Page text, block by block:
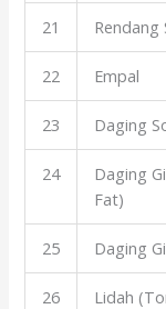
21 Rendang
22 Empal
23 Daging
24
Daging
Fat)
25 Daging
26 Lidah